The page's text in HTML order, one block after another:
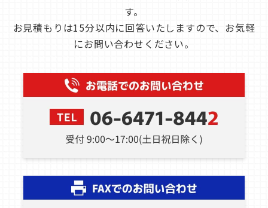
す。
お見積もりは15分以内に回答いたしますので、お気軽
にお問い合わせください。